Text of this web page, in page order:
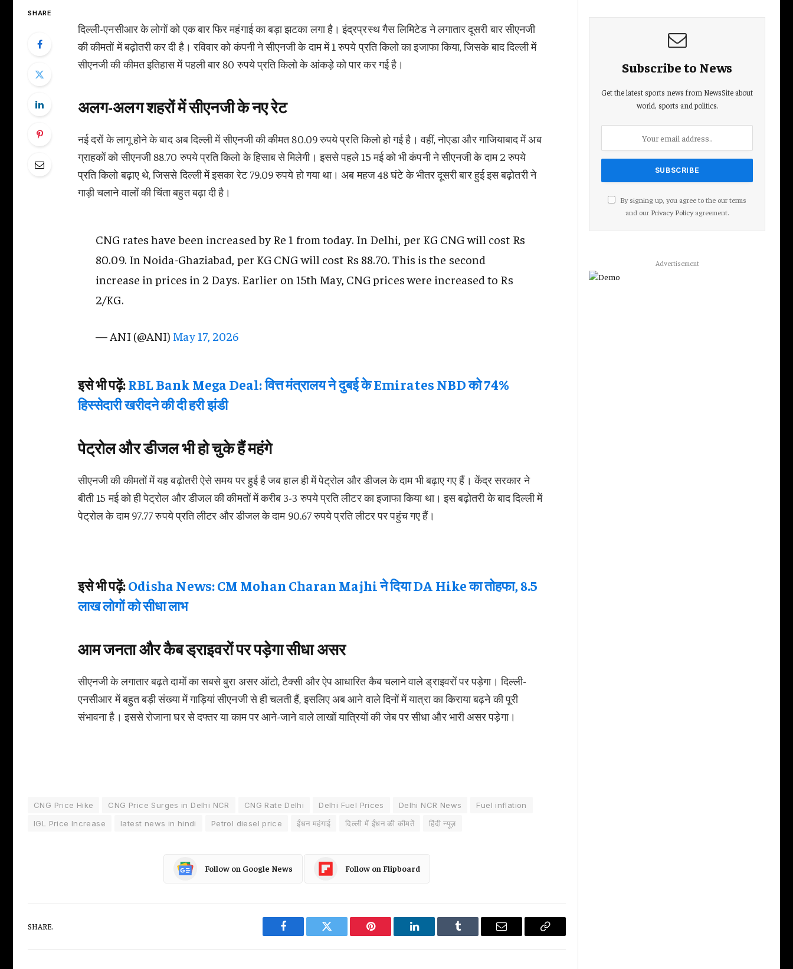
SHARE
दिल्ली-एनसीआर के लोगों को एक बार फिर महंगाई का बड़ा झटका लगा है। इंद्रप्रस्थ गैस लिमिटेड ने लगातार दूसरी बार सीएनजी
की कीमतों में बढ़ोतरी कर दी है। रविवार को कंपनी ने सीएनजी के दाम में 1 रुपये प्रति किलो का इजाफा किया, जिसके बाद दिल्ली में
सीएनजी की कीमत इतिहास में पहली बार 80 रुपये प्रति किलो के आंकड़े को पार कर गई है।
अलग-अलग शहरों में सीएनजी के नए रेट
नई दरों के लागू होने के बाद अब दिल्ली में सीएनजी की कीमत 80.09 रुपये प्रति किलो हो गई है। वहीं, नोएडा और गाजियाबाद में अब
ग्राहकों को सीएनजी 88.70 रुपये प्रति किलो के हिसाब से मिलेगी। इससे पहले 15 मई को भी कंपनी ने सीएनजी के दाम 2 रुपये
प्रति किलो बढ़ाए थे, जिससे दिल्ली में इसका रेट 79.09 रुपये हो गया था। अब महज 48 घंटे के भीतर दूसरी बार हुई इस बढ़ोतरी ने
गाड़ी चलाने वालों की चिंता बहुत बढ़ा दी है।
CNG rates have been increased by Re 1 from today. In Delhi, per KG CNG will cost Rs
80.09. In Noida-Ghaziabad, per KG CNG will cost Rs 88.70. This is the second
increase in prices in 2 Days. Earlier on 15th May, CNG prices were increased to Rs
2/KG.
— ANI (@ANI) May 17, 2026
इसे भी पढ़ें:RBL Bank Mega Deal: वित्त मंत्रालय ने दुबई के Emirates NBD को 74%
हिस्सेदारी खरीदने की दी हरी झंडी
पेट्रोल और डीजल भी हो चुके हैं महंगे
सीएनजी की कीमतों में यह बढ़ोतरी ऐसे समय पर हुई है जब हाल ही में पेट्रोल और डीजल के दाम भी बढ़ाए गए हैं। केंद्र सरकार ने
बीती 15 मई को ही पेट्रोल और डीजल की कीमतों में करीब 3-3 रुपये प्रति लीटर का इजाफा किया था। इस बढ़ोतरी के बाद दिल्ली में
पेट्रोल के दाम 97.77 रुपये प्रति लीटर और डीजल के दाम 90.67 रुपये प्रति लीटर पर पहुंच गए हैं।
इसे भी पढ़ें:Odisha News: CM Mohan Charan Majhi ने दिया DA Hike का तोहफा, 8.5
लाख लोगों को सीधा लाभ
आम जनता और कैब ड्राइवरों पर पड़ेगा सीधा असर
सीएनजी के लगातार बढ़ते दामों का सबसे बुरा असर ऑटो, टैक्सी और ऐप आधारित कैब चलाने वाले ड्राइवरों पर पड़ेगा। दिल्ली-
एनसीआर में बहुत बड़ी संख्या में गाड़ियां सीएनजी से ही चलती हैं, इसलिए अब आने वाले दिनों में यात्रा का किराया बढ़ने की पूरी
संभावना है। इससे रोजाना घर से दफ्तर या काम पर आने-जाने वाले लाखों यात्रियों की जेब पर सीधा और भारी असर पड़ेगा।
CNG Price Hike CNG Price Surges in Delhi NCR CNG Rate Delhi Delhi Fuel Prices Delhi NCR News
Fuel inflation
IGL Price Increase
latest news in hindi Petrol diesel price ईंधन महंगाई दिल्ली में ईंधन की कीमतें हिंदी न्यूज़
Follow on Google News Follow on Flipboard
SHARE.
Facebook Twitter Pinterest LinkedIn Tumblr Email
Copy
Subscribe to News
Get the latest sports news from NewsSite about
world, sports and politics.
By signing up, you agree to the our terms
and our Privacy Policyagreement.
Advertisement